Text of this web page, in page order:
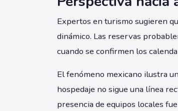
Expertos en turismo sugieren
dinámico. Las reservas
cuando se confirmen los
El fenómeno mexicano ilustra
hospedaje no sigue una línea
presencia de equipos locales